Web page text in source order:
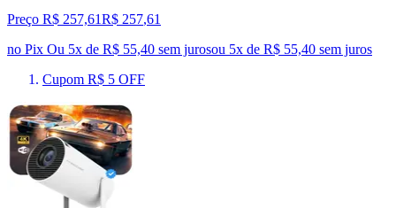
Preço R$ 257,61R$ 257,61
no Pix Ou 5x de R$ 55,40 sem jurosou 5x de R$ 55,40 sem juros
Cupom R$ 5 OFF